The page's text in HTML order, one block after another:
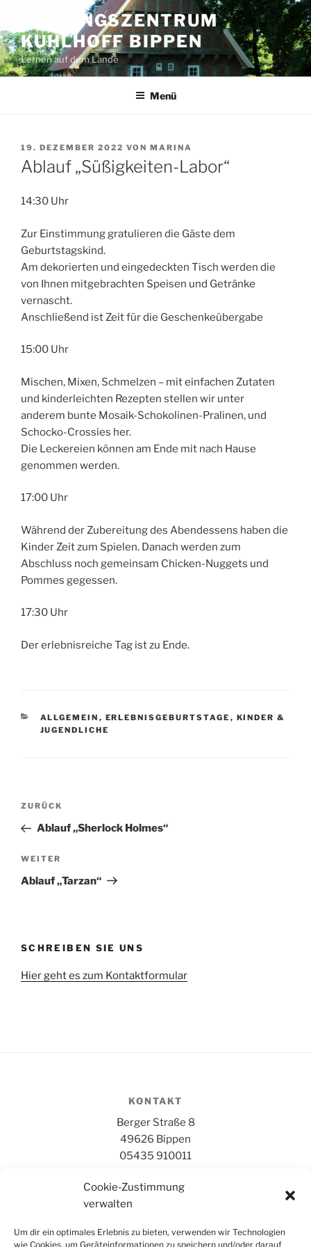
Cookie-Zustimmung
verwalten
Um dir ein optimales Erlebnis zu bieten, verwenden wir Technologien
wie Cookies, um Geräteinformationen zu speichern und/oder darauf
springen
BILDUNGSZENTRUM
KUHLHOFF BIPPEN
Lernen auf dem Lande
Menü
VERÖFFENTLICHT
AM
19. DEZEMBER 2022 VON MARINA
Ablauf „Süßigkeiten-Labor“
14:30 Uhr
Zur Einstimmung gratulieren die Gäste dem
Geburtstagskind.
Am dekorierten und eingedeckten Tisch werden die
von Ihnen mitgebrachten Speisen und Getränke
vernascht.
Anschließend ist Zeit für die Geschenkeübergabe
15:00 Uhr
Mischen, Mixen, Schmelzen – mit einfachen Zutaten
und kinderleichten Rezepten stellen wir unter
anderem bunte Mosaik-Schokolinen-Pralinen, und
Schocko-Crossies her.
Die Leckereien können am Ende mit nach Hause
genommen werden.
17:00 Uhr
Während der Zubereitung des Abendessens haben die
Kinder Zeit zum Spielen. Danach werden zum
Abschluss noch gemeinsam Chicken-Nuggets und
Pommes gegessen.
17:30 Uhr
Der erlebnisreiche Tag ist zu Ende.
KATEGORIEN
ALLGEMEIN , ERLEBNISGEBURTSTAGE , KINDER &
JUGENDLICHE
Beitragsnavigation
Vorheriger
Beitrag
ZURÜCK
Ablauf „Sherlock Holmes“
Nächster
Beitrag
WEITER
Ablauf „Tarzan“
SCHREIBEN SIE UNS
Hier geht es zum Kontaktformular
KONTAKT
Berger Straße 8
49626 Bippen
05435 910011
BÜROZEITEN